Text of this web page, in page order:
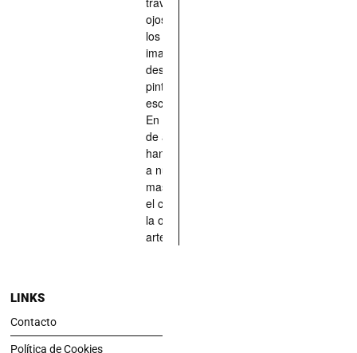
ojos quienes
los han
imaginado,
descrito,
pintado,
esculpido...
En definitiva,
de aquellos
han situado
a nuestras
mascotas en
el centro de
la obra de
arte.
LINKS
Contacto
Política de Cookies